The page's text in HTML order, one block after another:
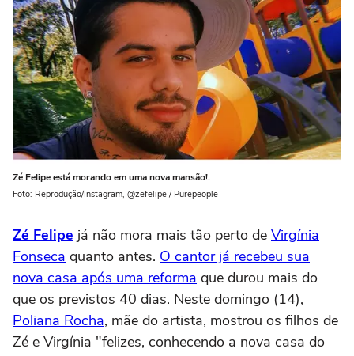
Zé Felipe está morando em uma nova mansão!.
Foto: Reprodução/Instagram, @zefelipe / Purepeople
Zé Felipe já não mora mais tão perto de Virgínia
Fonseca quanto antes. O cantor já recebeu sua
nova casa após uma reforma que durou mais do
que os previstos 40 dias. Neste domingo (14),
Poliana Rocha, mãe do artista, mostrou os filhos de
Zé e Virgínia "felizes, conhecendo a nova casa do